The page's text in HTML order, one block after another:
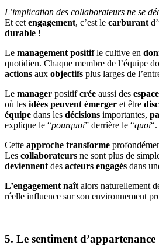
L’implication des collaborateurs ne se
Et cet engagement, c’est le carburant
durable !
Le management positifle cultive en
quotidien. Chaque membre de l’équipe
actions aux objectifs plus larges de
Le manager positifcrée aussi des
où les idées peuvent émerger et être
équipe dans les décisions importantes,
explique le “pourquoi” derrière le “quoi“.
Cette approche transforme
Les collaborateurs ne sont plus de
deviennent des acteurs engagés dans
L’engagement naît alors naturellement
réelle influence sur son environnement
5. Le sentiment d’appartenance